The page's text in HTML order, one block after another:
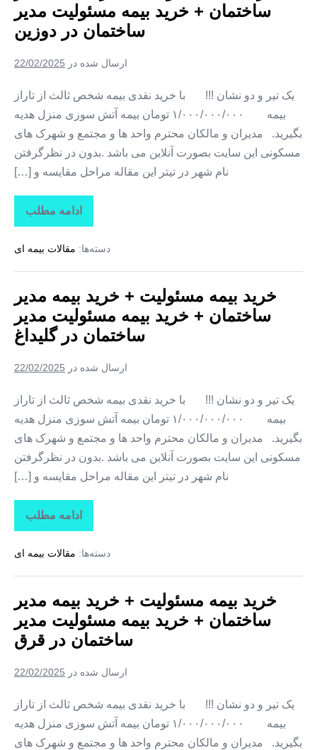
خرید
مسئولیت
ساختمان
در
آباد
ساختمان + خرید بیمه مسئولیت مدیر
ساختمان در دوزین
ارسال شده در 22/02/2025
یک تیر و دو نشان !!! با خرید نقدی بیمه شخص ثالث از تاراز
بیمه ۱/۰۰۰/۰۰۰/۰۰۰ تومان بیمه آتش سوزی منزل هدیه
بگیرید. مدیران و مالکان محترم واحد ها و مجتمع و شهرک های
مسکونی این سایت بصورت آنلاین می باشد .بدون در نظرگرفتن
نام شهر در تیتر این مقاله مراحل مقایسه و […]
ادامه مطلب
خرید
بیمه
+
بیمه
ساختمان
خرید
بیمه
مسئولیت
ساختمان
در
دسته‌ها: مقالات بیمه ای
خرید بیمه مسئولیت + خرید بیمه مدیر
ساختمان + خرید بیمه مسئولیت مدیر
ساختمان در گلیداغ
ارسال شده در 22/02/2025
یک تیر و دو نشان !!! با خرید نقدی بیمه شخص ثالث از تاراز
بیمه ۱/۰۰۰/۰۰۰/۰۰۰ تومان بیمه آتش سوزی منزل هدیه
بگیرید. مدیران و مالکان محترم واحد ها و مجتمع و شهرک های
مسکونی این سایت بصورت آنلاین می باشد .بدون در نظرگرفتن
نام شهر در تیتر این مقاله مراحل مقایسه و […]
ادامه مطلب
خرید
بیمه
+
بیمه
ساختمان
خرید
بیمه
مسئولیت
ساختمان
در
دسته‌ها: مقالات بیمه ای
خرید بیمه مسئولیت + خرید بیمه مدیر
ساختمان + خرید بیمه مسئولیت مدیر
ساختمان در قرق
ارسال شده در 22/02/2025
یک تیر و دو نشان !!! با خرید نقدی بیمه شخص ثالث از تاراز
بیمه ۱/۰۰۰/۰۰۰/۰۰۰ تومان بیمه آتش سوزی منزل هدیه
بگیرید. مدیران و مالکان محترم واحد ها و مجتمع و شهرک های